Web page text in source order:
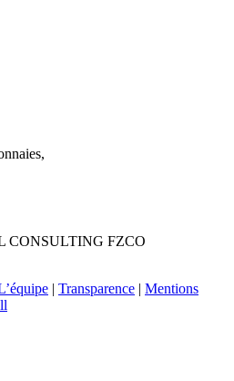
CONSULTING FZCO
| Transparence | Mentions